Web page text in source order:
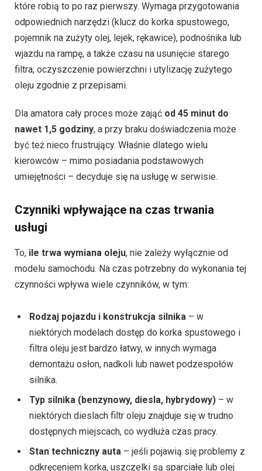
które robią to po raz pierwszy. Wymaga przygotowania
odpowiednich narzędzi (klucz do korka spustowego,
pojemnik na zużyty olej, lejek, rękawice), podnośnika lub
wjazdu na rampę, a także czasu na usunięcie starego
filtra, oczyszczenie powierzchni i utylizację zużytego
oleju zgodnie z przepisami.
Dla amatora cały proces może zająć od 45 minut do
nawet 1,5 godziny, a przy braku doświadczenia może
być też nieco frustrujący. Właśnie dlatego wielu
kierowców – mimo posiadania podstawowych
umiejętności – decyduje się na usługę w serwisie.
Czynniki wpływające na czas trwania
usługi
To, ile trwa wymiana oleju, nie zależy wyłącznie od
modelu samochodu. Na czas potrzebny do wykonania tej
czynności wpływa wiele czynników, w tym:
Rodzaj pojazdu i konstrukcja silnika – w
niektórych modelach dostęp do korka spustowego i
filtra oleju jest bardzo łatwy, w innych wymaga
demontażu osłon, nadkoli lub nawet podzespołów
silnika.
Typ silnika (benzynowy, diesla, hybrydowy) – w
niektórych dieslach filtr oleju znajduje się w trudno
dostępnych miejscach, co wydłuża czas pracy.
Stan techniczny auta – jeśli pojawią się problemy z
odkręceniem korka, uszczelki są sparciałe lub olej